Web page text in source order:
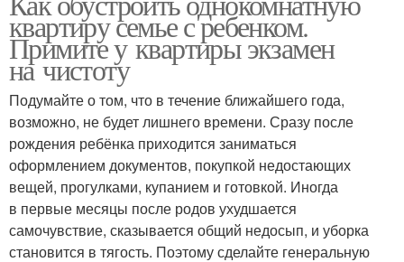
квартиру семье с ребенком.
Примите у квартиры экзамен
на чистоту
Подумайте о том, что в течение ближайшего года,
возможно, не будет лишнего времени. Сразу после
рождения ребёнка приходится заниматься
оформлением документов, покупкой недостающих
вещей, прогулками, купанием и готовкой. Иногда
в первые месяцы после родов ухудшается
самочувствие, сказывается общий недосып, и уборка
становится в тягость. Поэтому сделайте генеральную